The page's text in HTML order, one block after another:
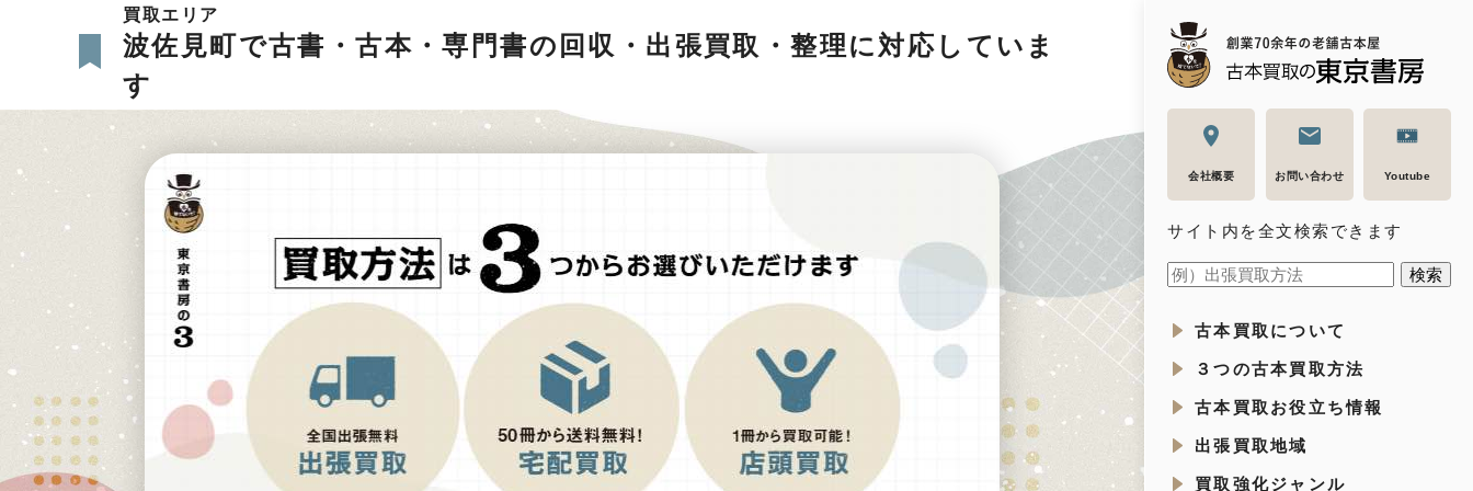
会社概要 お問い合わせ Youtube
サイト内を全文検索できます
古本買取について
３つの古本買取方法
古本買取お役立ち情報
出張買取地域
買取強化ジャンル
買取エリア
波佐見町で古書・古本・専門書の回収・出張買取・整理に対応していま
す